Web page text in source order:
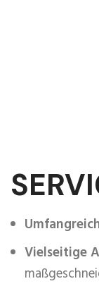
Vielseitige